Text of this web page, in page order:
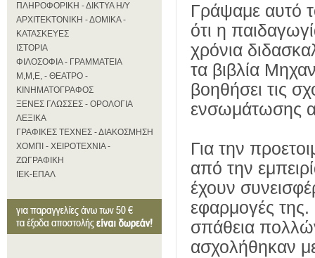
ΠΛΗΡΟΦΟΡΙΚΗ - ΔΙΚΤΥΑ Η/Υ
ΑΡΧΙΤΕΚΤΟΝΙΚΗ - ΔΟΜΙΚΑ -
ΚΑΤΑΣΚΕΥΕΣ
ΙΣΤΟΡΙΑ
ΦΙΛΟΣΟΦΙΑ - ΓΡΑΜΜΑΤΕΙΑ
Μ,Μ,Ε, - ΘΕΑΤΡΟ -
ΚΙΝΗΜΑΤΟΓΡΑΦΟΣ
ΞΕΝΕΣ ΓΛΩΣΣΕΣ - ΟΡΟΛΟΓΙΑ
ΛΕΞΙΚΑ
ΓΡΑΦΙΚΕΣ ΤΕΧΝΕΣ - ΔΙΑΚΟΣΜΗΣΗ
ΧΟΜΠΙ - ΧΕΙΡΟΤΕΧΝΙΑ -
ΖΩΓΡΑΦΙΚΗ
ΙΕΚ-ΕΠΑΛ
Γράψαμε αυτό
ότι η
χρόνια
τα βιβλία
βοηθήσει τις
ενσωμάτωσης
Για την
από την
έχουν
εφαρμογές
σπάθεια
ασχολήθηκαν